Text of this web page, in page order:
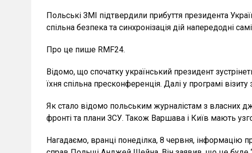
Польські ЗМІ підтвердили прибуття президента
спільна безпека та синхронізація дій напередодні
Про це пише RMF24.
Відомо, що спочатку український президент
їхня спільна пресконференція. Далі у програмі
Як стало відомо польським журналістам з власних
фронті та плани ЗСУ. Також Варшава і Київ мають
Нагадаємо, вранці понеділка, 8 червня, інформацію